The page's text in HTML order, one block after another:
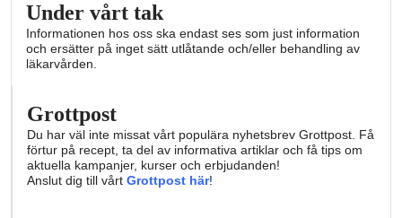
Under vårt tak
Informationen hos oss ska endast ses som just information
och ersätter på inget sätt utlåtande och/eller behandling av
läkarvården.
Grottpost
Du har väl inte missat vårt populära nyhetsbrev Grottpost. Få
förtur på recept, ta del av informativa artiklar och få tips om
aktuella kampanjer, kurser och erbjudanden!
Anslut dig till vårt Grottpost här!